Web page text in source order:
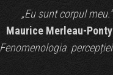
„Eu sunt corpul meu.”
Maurice Merleau-Ponty
Fenomenologia percepției